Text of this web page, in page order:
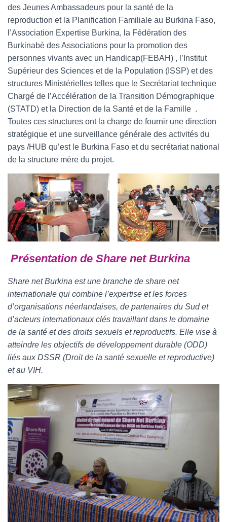
des Jeunes Ambassadeurs pour la santé de la
reproduction et la Planification Familiale au Burkina Faso,
l’Association Expertise Burkina, la Fédération des
Burkinabè des Associations pour la promotion des
personnes vivants avec un Handicap(FEBAH) , l’Institut
Supérieur des Sciences et de la Population (ISSP) et des
structures Ministérielles telles que le Secrétariat technique
Chargé de l’Accélération de la Transition Démographique
(STATD) et la Direction de la Santé et de la Famille .
Toutes ces structures ont la charge de fournir une direction
stratégique et une surveillance générale des activités du
pays /HUB qu’est le Burkina Faso et du secrétariat national
de la structure mère du projet.
Présentation de Share net Burkina
Share net Burkina est une branche de share net
internationale qui combine l’expertise et les forces
d’organisations néerlandaises, de partenaires du Sud et
d’acteurs internationaux clés travaillant dans le domaine
de la santé et des droits sexuels et reproductifs. Elle vise à
atteindre les objectifs de développement durable (ODD)
liés aux DSSR (Droit de la santé sexuelle et reproductive)
et au VIH.